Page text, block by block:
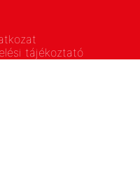
tájékoztató